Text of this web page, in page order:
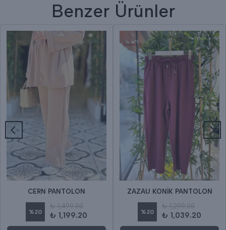
Benzer Ürünler
CERN PANTOLON
%20
₺ 1,499.00
₺ 1,199.20
ZAZAU KONİK PANTOLON
%20
₺ 1,299.00
₺ 1,039.20